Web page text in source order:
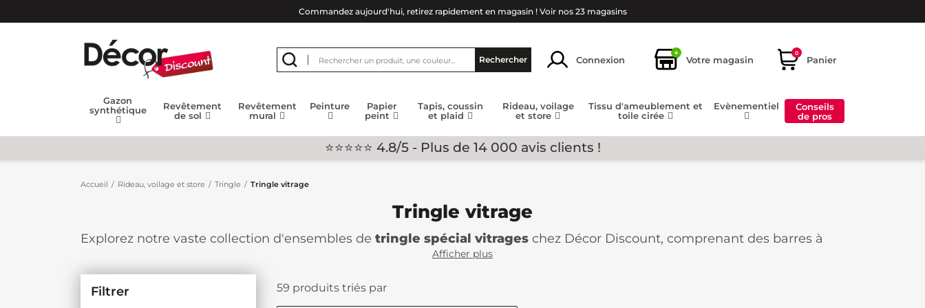
Commandez aujourd'hui, retirez rapidement en magasin ! Voir nos 23 magasins
Rechercher Connexion
+
Votre magasin
0
Panier
Gazon
synthétique
Revêtement
de sol
Revêtement
mural
Peinture
Papier
peint
Tapis, coussin
et plaid
Rideau, voilage
et store
Tissu d'ameublement et
toile cirée
Evènementiel
Conseils
de pros
⭐⭐⭐⭐⭐ 4.8/5 - Plus de 14 000 avis clients !
Accueil Rideau, voilage et store Tringle Tringle vitrage
Tringle vitrage
Explorez notre vaste collection d'ensembles de tringle spécial vitrages chez Décor Discount, comprenant des barres à
rideaux dans une gamme de coloris variés, extensibles ou de style bistrot. Nos ensembles sont dotés de motifs simples qui
rideaux. Découvrez notre sélection complète ici-même, où il vous suffit de faire votre choix !
Afficher plus
Filtrer 59 produits triés par